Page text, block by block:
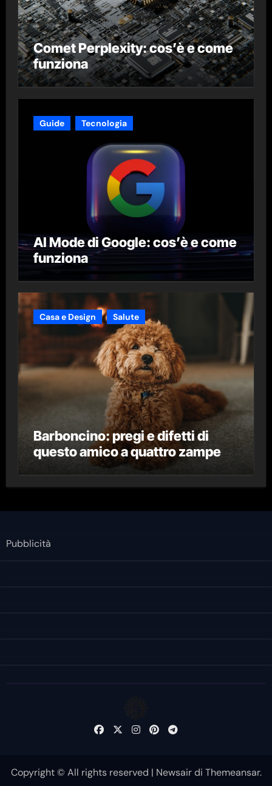
Comet Perplexity: cos’è e come
funziona
Guide Tecnologia
AI Mode di Google: cos’è e come
funziona
Casa e Design Salute
Barboncino: pregi e difetti di
questo amico a quattro zampe
Pubblicità
Copyright © All rights reserved | Newsairdi Themeansar.